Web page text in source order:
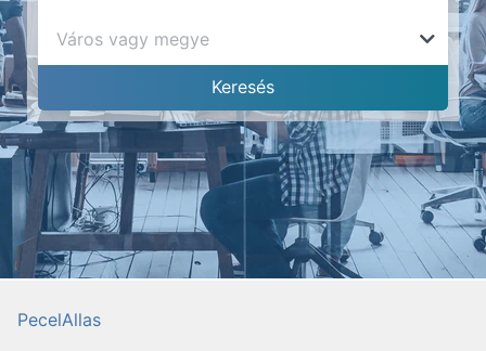
PecelAllas